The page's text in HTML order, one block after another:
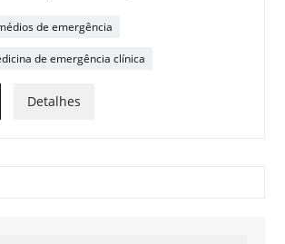
de emergência
de emergência clínica
Detalhes